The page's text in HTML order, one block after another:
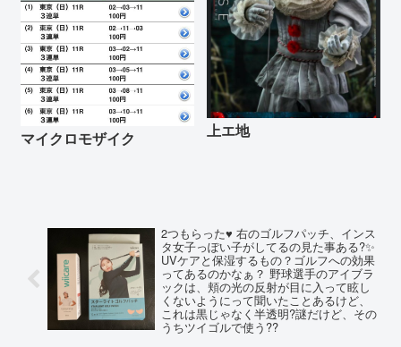
マイクロモザイク 上エ地
2つもらった♥️ 右のゴルフパッチ、インス
タ女子っぽい子がしてるの見た事ある?✨
UVケアと保湿するもの？ゴルフへの効果
ってあるのかなぁ？ 野球選手のアイブラ
ックは、頬の光の反射が目に入って眩し
くないようにって聞いたことあるけど、
これは黒じゃなく半透明?謎だけど、その
うちツイゴルで使う??